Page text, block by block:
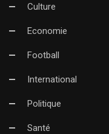
Culture
Economie
Football
International
Politique
Santé